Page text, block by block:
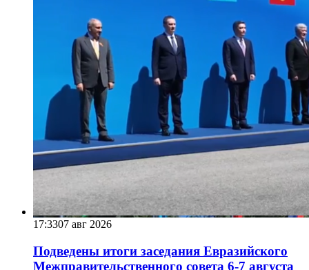
17:3307 авг 2026
Подведены итоги заседания Евразийского
Межправительственного совета 6-7 августа